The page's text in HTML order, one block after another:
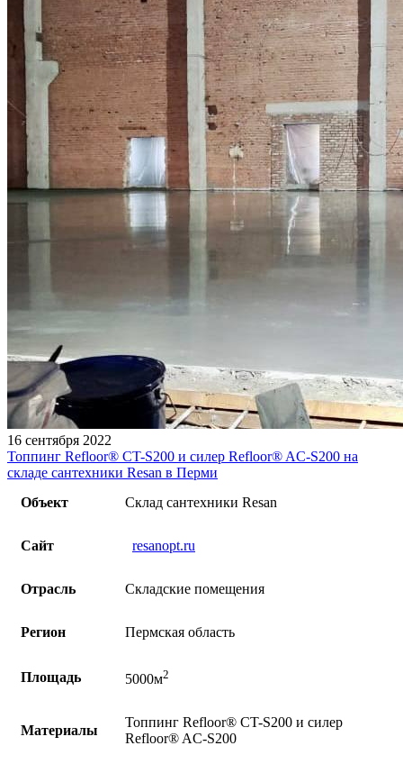
16 сентября 2022
Топпинг Refloor®️ CT-S200 и силер Refloor®️ AC-S200 на
складе сантехники Resan в Перми
Объект
Склад сантехники Resan
Сайт resanopt.ru
Отрасль Складские помещения
Регион Пермская область
Площадь 5000м2
Материалы
Топпинг Refloor®️ CT-S200 и силер
Refloor®️ AC-S200